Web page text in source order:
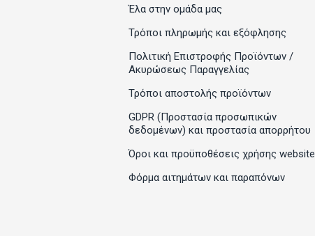
Έλα στην ομάδα μας
Τρόποι πληρωμής και εξόφλησης
Πολιτική Επιστροφής Προϊόντων /
Ακυρώσεως Παραγγελίας
Τρόποι αποστολής προϊόντων
GDPR (Προστασία προσωπικών
δεδομένων) και προστασία απορρήτου
Όροι και προϋποθέσεις χρήσης website
Φόρμα αιτημάτων και παραπόνων